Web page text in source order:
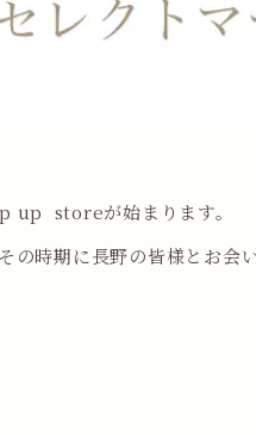
up storeが始まります。
時期に長野の皆様とお会